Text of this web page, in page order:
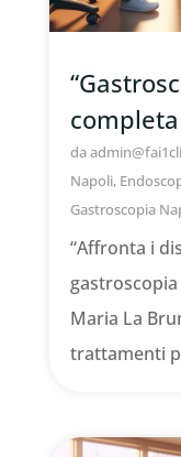
da
Napoli,
Gastroscopia
“Affronta i
gastroscopia
Maria La
trattamenti